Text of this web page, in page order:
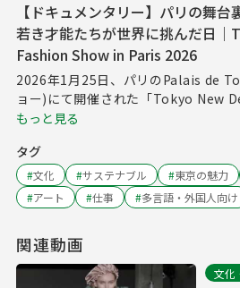
【ドキュメンタリー】パリの舞台
若き才能たちが世界に挑んだ日
Fashion Show in Paris 2026
2026年1月25日、パリのPalais de
ョー)にて開催された「Tokyo New
もっと見る
タグ
#文化 #サステナブル #東京の魅力
#アート #仕事 #多言語・外国人向け
関連動画
文化